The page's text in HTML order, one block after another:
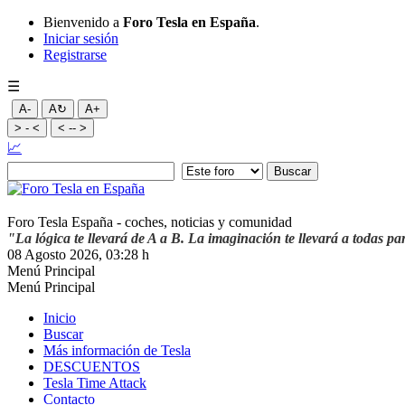
Bienvenido a Foro Tesla en España.
Iniciar sesión
Registrarse
☰
A- A↻
A+
> - <
< -- >
📈
Foro Tesla España - coches, noticias y comunidad
"La lógica te llevará de A a B. La imaginación te llevará a todas
08 Agosto 2026, 03:28 h
Menú Principal
Menú Principal
Inicio
Buscar
Más información de Tesla
DESCUENTOS
Tesla Time Attack
Contacto